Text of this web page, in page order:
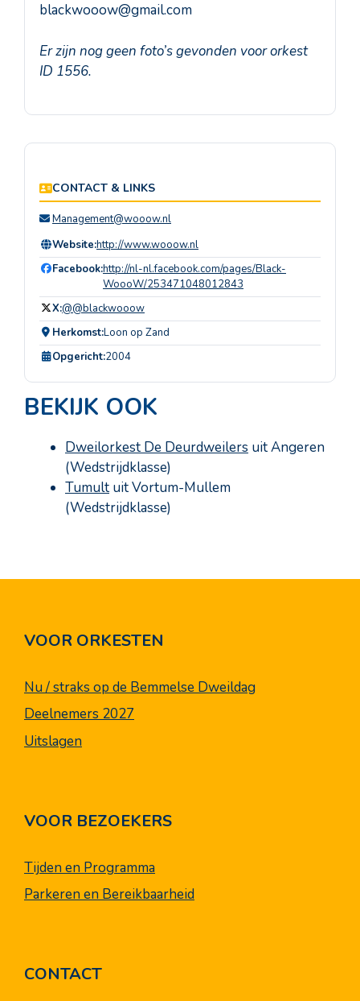
blackwooow@gmail.com
Er zijn nog geen foto’s gevonden voor orkest
ID 1556.
CONTACT & LINKS
Management@wooow.nl
Website:http://www.wooow.nl
Facebook:http://nl-nl.facebook.com/pages/Black-
WoooW/253471048012843
X:@@blackwooow
Herkomst:Loon op Zand
Opgericht:2004
BEKIJK OOK
Dweilorkest De Deurdweilers uit Angeren
(Wedstrijdklasse)
Tumult uit Vortum-Mullem
(Wedstrijdklasse)
VOOR ORKESTEN
Nu / straks op de Bemmelse Dweildag
Deelnemers 2027
Uitslagen
VOOR BEZOEKERS
Tijden en Programma
Parkeren en Bereikbaarheid
CONTACT